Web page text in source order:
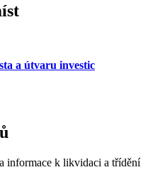
a útvaru investic
informace k likvidaci a třídění